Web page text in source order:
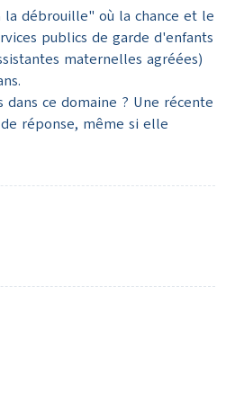
débrouille" où la chance et le
publics de garde d'enfants
maternelles agréées)
ce domaine ? Une récente
réponse, même si elle